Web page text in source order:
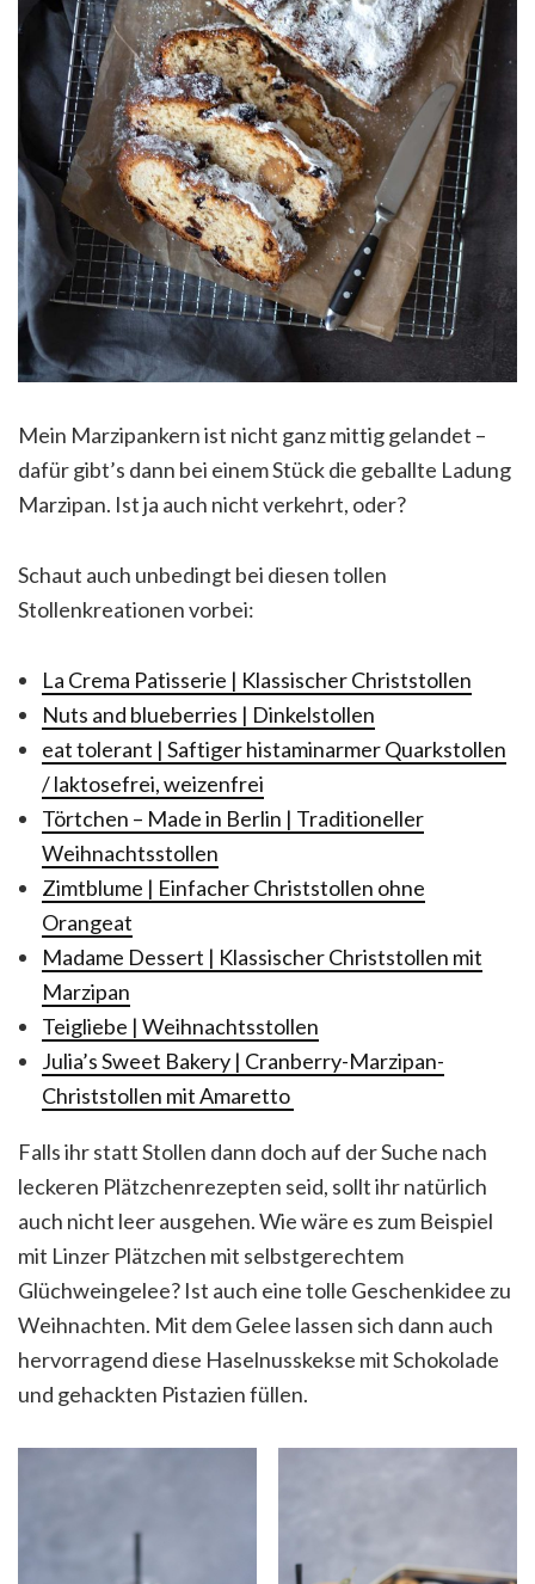
Mein Marzipankern ist nicht ganz mittig gelandet –
dafür gibt’s dann bei einem Stück die geballte Ladung
Marzipan. Ist ja auch nicht verkehrt, oder?
Schaut auch unbedingt bei diesen tollen
Stollenkreationen vorbei:
La Crema Patisserie | Klassischer Christstollen
Nuts and blueberries | Dinkelstollen
eat tolerant | Saftiger histaminarmer Quarkstollen
/ laktosefrei, weizenfrei
Törtchen – Made in Berlin | Traditioneller
Weihnachtsstollen
Zimtblume | Einfacher Christstollen ohne
Orangeat
Madame Dessert | Klassischer Christstollen mit
Marzipan
Teigliebe | Weihnachtsstollen
Julia’s Sweet Bakery | Cranberry-Marzipan-
Christstollen mit Amaretto
Falls ihr statt Stollen dann doch auf der Suche nach
leckeren Plätzchenrezepten seid, sollt ihr natürlich
auch nicht leer ausgehen. Wie wäre es zum Beispiel
mit Linzer Plätzchen mit selbstgerechtem
Glüchweingelee? Ist auch eine tolle Geschenkidee zu
Weihnachten. Mit dem Gelee lassen sich dann auch
hervorragend diese Haselnusskekse mit Schokolade
und gehackten Pistazien füllen.